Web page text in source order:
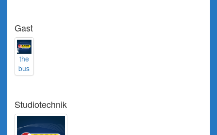
Gast
the
bus
Studiotechnik